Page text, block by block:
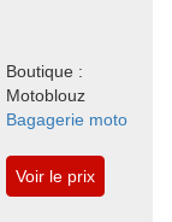
Boutique :
Motoblouz
Bagagerie moto
Voir le prix